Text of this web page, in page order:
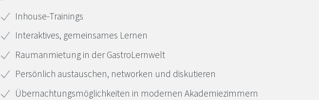
Multimediale Workshopräume
Moderne Show- und Mitmachküche
Inhouse-Trainings
Interaktives, gemeinsames Lernen
Raumanmietung in der GastroLernwelt
Persönlich austauschen, networken und diskutieren
Übernachtungsmöglichkeiten in modernen Akademiezimmern